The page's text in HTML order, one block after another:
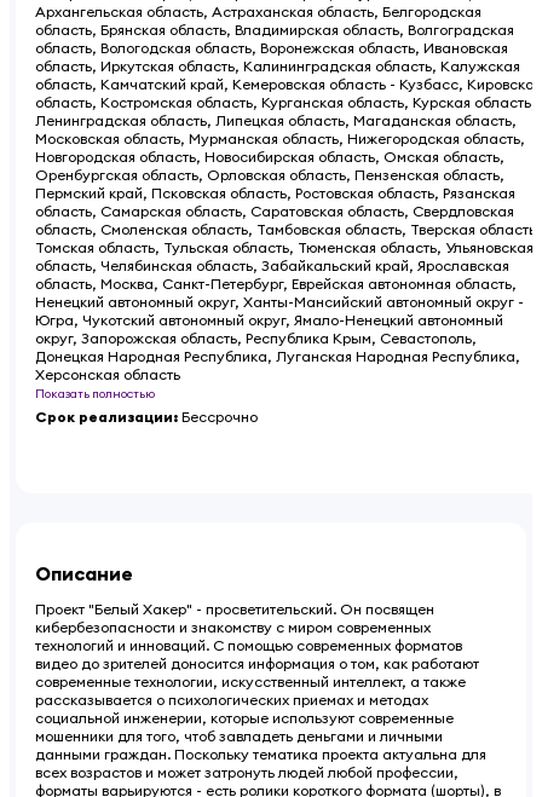
Архангельская область, Астраханская область, Белгородская
область, Брянская область, Владимирская область, Волгоградская
область, Вологодская область, Воронежская область, Ивановская
область, Иркутская область, Калининградская область, Калужская
область, Камчатский край, Кемеровская область - Кузбасс, Кировская
область, Костромская область, Курганская область, Курская область,
Ленинградская область, Липецкая область, Магаданская область,
Московская область, Мурманская область, Нижегородская область,
Новгородская область, Новосибирская область, Омская область,
Оренбургская область, Орловская область, Пензенская область,
Пермский край, Псковская область, Ростовская область, Рязанская
область, Самарская область, Саратовская область, Свердловская
область, Смоленская область, Тамбовская область, Тверская область,
Томская область, Тульская область, Тюменская область, Ульяновская
область, Челябинская область, Забайкальский край, Ярославская
область, Москва, Санкт-Петербург, Еврейская автономная область,
Ненецкий автономный округ, Ханты-Мансийский автономный округ -
Югра, Чукотский автономный округ, Ямало-Ненецкий автономный
округ, Запорожская область, Республика Крым, Севастополь,
Донецкая Народная Республика, Луганская Народная Республика,
Херсонская область
Показать полностью
Срок реализации: Бессрочно
Описание
Проект "Белый Хакер" - просветительский. Он посвящен
кибербезопасности и знакомству с миром современных
технологий и инноваций. С помощью современных форматов
видео до зрителей доносится информация о том, как работают
современные технологии, искусственный интеллект, а также
рассказывается о психологических приемах и методах
социальной инженерии, которые используют современные
мошенники для того, чтоб завладеть деньгами и личными
данными граждан. Поскольку тематика проекта актуальна для
всех возрастов и может затронуть людей любой профессии,
форматы варьируются - есть ролики короткого формата (шорты), в